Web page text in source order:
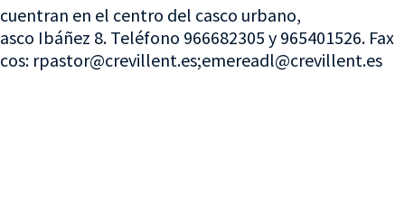
en el centro del casco urbano,
Ibáñez 8. Teléfono 966682305 y 965401526. Fax
rpastor@crevillent.es;emereadl@crevillent.es